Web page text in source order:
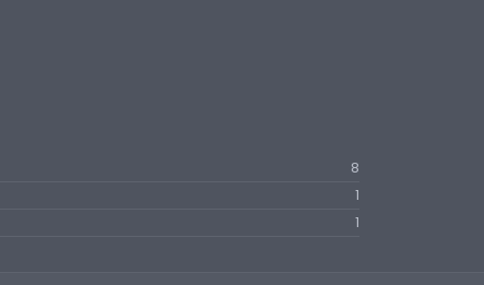
8
1
1